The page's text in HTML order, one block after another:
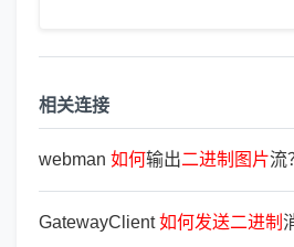
相关连接
webman 如何输出二进制 图 片流
GatewayClient如何发送二进制